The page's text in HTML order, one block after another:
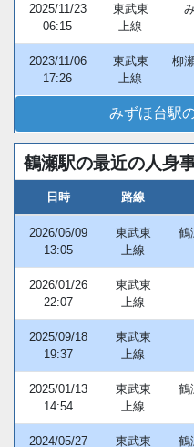
2025/11/23
06:15
東武東
上線
2023/11/06
17:26
東武東
上線
柳
みずほ台駅
鶴瀬駅の最近の人身
日時 路線
2026/06/09
13:05
東武東
上線
鶴
2026/01/26
22:07
東武東
上線
2025/09/18
19:37
東武東
上線
2025/01/13
14:54
東武東
上線
鶴
2024/05/27
東武東
鶴